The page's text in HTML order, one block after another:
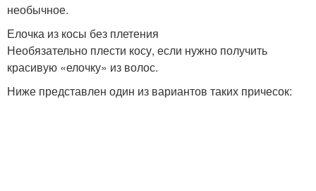
необычное.
Елочка из косы без плетения
Необязательно плести косу, если нужно получить
красивую «елочку» из волос.
Ниже представлен один из вариантов таких причесок: